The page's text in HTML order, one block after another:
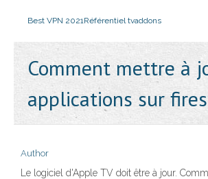
Best VPN 2021Référentiel tvaddons
Comment mettre à
applications sur
Author
Le logiciel d'Apple TV doit être à jour.